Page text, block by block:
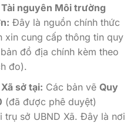
nguyên Môi trường
Đây là nguồn chính thức
xin cung cấp thông tin quy
đồ địa chính kèm theo
đo).
sở tại: Các bản vẽ Quy
(đã được phê duyệt)
sở UBND Xã. Đây là nơi